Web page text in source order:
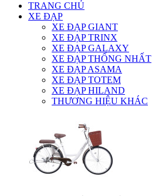
TRANG CHỦ
XE ĐẠP
XE ĐẠP GIANT
XE ĐẠP TRINX
XE ĐẠP GALAXY
XE ĐẠP THỐNG NHẤT
XE ĐẠP ASAMA
XE ĐẠP TOTEM
XE ĐẠP HILAND
THƯƠNG HIỆU KHÁC